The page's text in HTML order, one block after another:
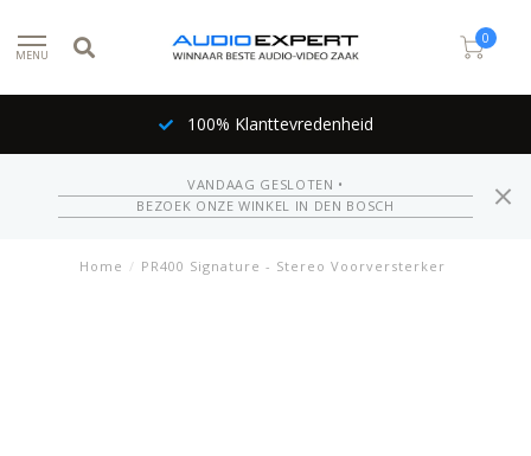
MENU
0
100% Klanttevredenheid
VANDAAG GESLOTEN •
BEZOEK ONZE WINKEL IN DEN BOSCH
Home / PR400 Signature - Stereo Voorversterker